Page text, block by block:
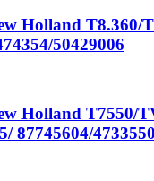
Holland T8.360/
50429006
Holland T7550/
87745604/